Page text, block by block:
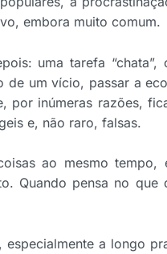
embora muito comum.
uma tarefa “chata”,
de um vício, passar a
por inúmeras razões,
e, não raro, falsas.
ao mesmo tempo,
Quando pensa no que
a longo